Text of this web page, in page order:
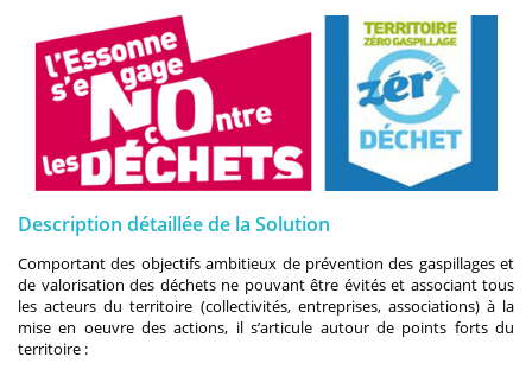
Description détaillée de la Solution
Comportant des objectifs ambitieux de prévention des gaspillages et
de valorisation des déchets ne pouvant être évités et associant tous
les acteurs du territoire (collectivités, entreprises, associations) à la
mise en oeuvre des actions, il s’articule autour de points forts du
territoire :